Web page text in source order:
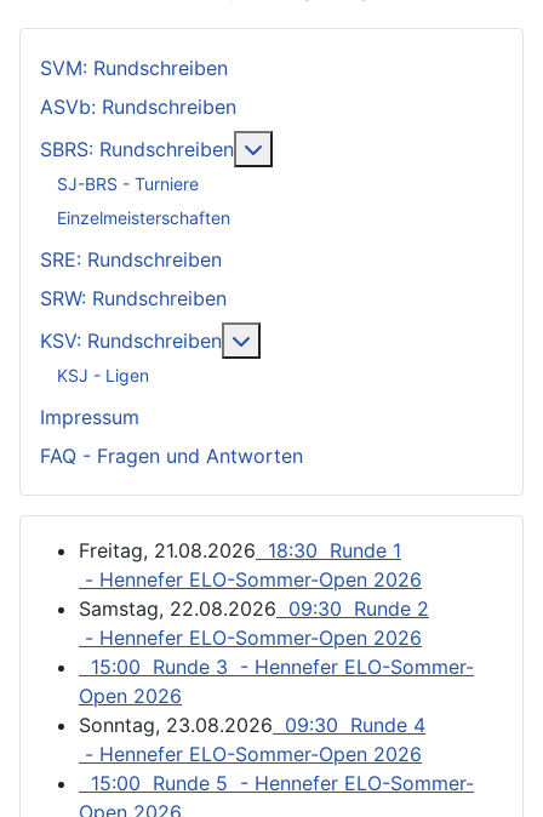
SVM: Rundschreiben
ASVb: Rundschreiben
SBRS: Rundschreiben
SJ-BRS - Turniere
Einzelmeisterschaften
SRE: Rundschreiben
SRW: Rundschreiben
KSV: Rundschreiben
KSJ - Ligen
Impressum
FAQ - Fragen und Antworten
Freitag, 21.08.2026 18:30 Runde 1
- Hennefer ELO-Sommer-Open 2026
Samstag, 22.08.2026 09:30 Runde 2
- Hennefer ELO-Sommer-Open 2026
15:00 Runde 3 - Hennefer ELO-Sommer-
Open 2026
Sonntag, 23.08.2026 09:30 Runde 4
- Hennefer ELO-Sommer-Open 2026
15:00 Runde 5 - Hennefer ELO-Sommer-
Open 2026